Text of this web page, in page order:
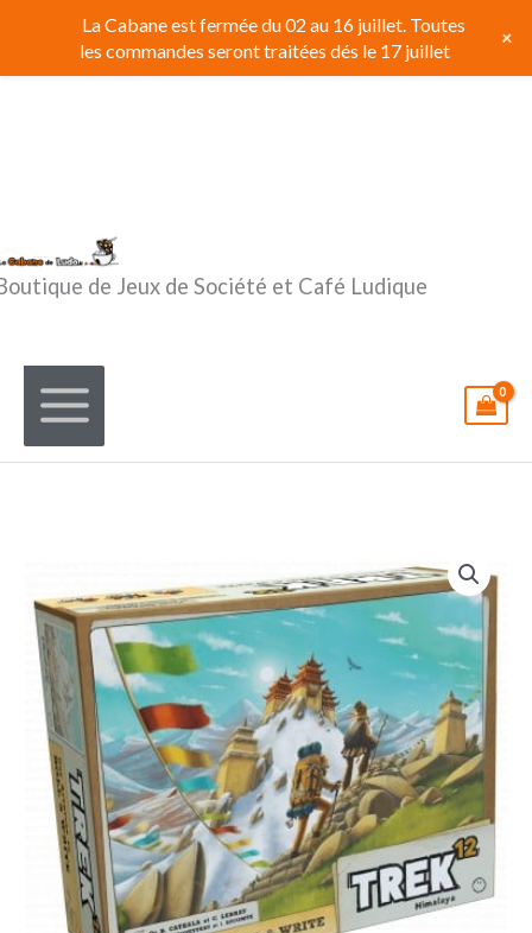
contenu
de Jeux de Société et Café Ludique
La Cabane est fermée du 02 au 16 juillet. Toutes
les commandes seront traitées dés le 17 juillet
+